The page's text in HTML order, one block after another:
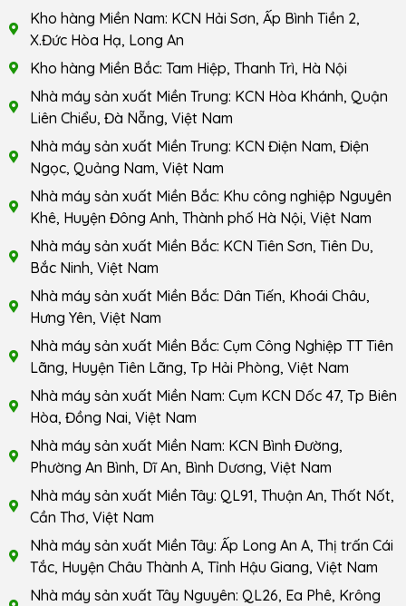
Kho hàng Miền Nam: KCN Hải Sơn, Ấp Bình Tiền 2,
X.Đức Hòa Hạ, Long An
Kho hàng Miền Bắc: Tam Hiệp, Thanh Trì, Hà Nội
Nhà máy sản xuất Miền Trung: KCN Hòa Khánh, Quận
Liên Chiểu, Đà Nẵng, Việt Nam
Nhà máy sản xuất Miền Trung: KCN Điện Nam, Điện
Ngọc, Quảng Nam, Việt Nam
Nhà máy sản xuất Miền Bắc: Khu công nghiệp Nguyên
Khê, Huyện Đông Anh, Thành phố Hà Nội, Việt Nam
Nhà máy sản xuất Miền Bắc: KCN Tiên Sơn, Tiên Du,
Bắc Ninh, Việt Nam
Nhà máy sản xuất Miền Bắc: Dân Tiến, Khoái Châu,
Hưng Yên, Việt Nam
Nhà máy sản xuất Miền Bắc: Cụm Công Nghiệp TT Tiên
Lãng, Huyện Tiên Lãng, Tp Hải Phòng, Việt Nam
Nhà máy sản xuất Miền Nam: Cụm KCN Dốc 47, Tp Biên
Hòa, Đồng Nai, Việt Nam
Nhà máy sản xuất Miền Nam: KCN Bình Đường,
Phường An Bình, Dĩ An, Bình Dương, Việt Nam
Nhà máy sản xuất Miền Tây: QL91, Thuận An, Thốt Nốt,
Cần Thơ, Việt Nam
Nhà máy sản xuất Miền Tây: Ấp Long An A, Thị trấn Cái
Tắc, Huyện Châu Thành A, Tỉnh Hậu Giang, Việt Nam
Nhà máy sản xuất Tây Nguyên: QL26, Ea Phê, Krông